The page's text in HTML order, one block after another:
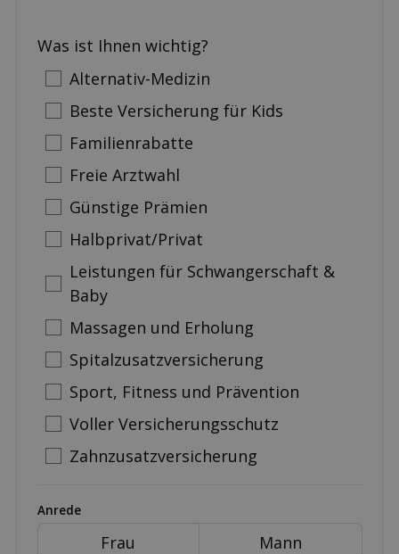
Was ist Ihnen wichtig?
Alternativ-Medizin
Beste Versicherung für Kids
Familienrabatte
Freie Arztwahl
Günstige Prämien
Halbprivat/Privat
Leistungen für Schwangerschaft &
Baby
Massagen und Erholung
Spitalzusatzversicherung
Sport, Fitness und Prävention
Voller Versicherungsschutz
Zahnzusatzversicherung
Anrede
Frau Mann